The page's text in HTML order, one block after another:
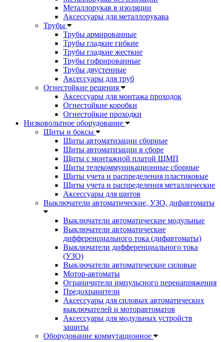
Металлорукав в изоляции
Аксессуары для металлорукава
Трубы
Трубы армированные
Трубы гладкие гибкие
Трубы гладкие жесткие
Трубы гофрированные
Трубы двустенные
Аксессуары для труб
Огнестойкие решения
Аксессуары для монтажа проходок
Огнестойкие коробки
Огнестойкие проходки
Низковольтное оборудование
Щиты и боксы
Щиты автоматизации сборные
Щиты автоматизации в сборе
Щиты с монтажной платой ЩМП
Щиты телекоммуникационные сборные
Щиты учета и распределения пластиковые
Щиты учета и распределения металлические
Аксессуары для щитов
Выключатели автоматические, УЗО, дифавтоматы
Выключатели автоматические модульные
Выключатели автоматические
дифференциального тока (дифавтоматы)
Выключатели дифференциального тока
(УЗО)
Выключатели автоматические силовые
Мотор-автоматы
Ограничители импульсного перенапряжения
Предохранители
Аксессуары для силовых автоматических
выключателей и моторавтоматов
Аксессуары для модульных устройств
защиты
Оборудование коммутационное